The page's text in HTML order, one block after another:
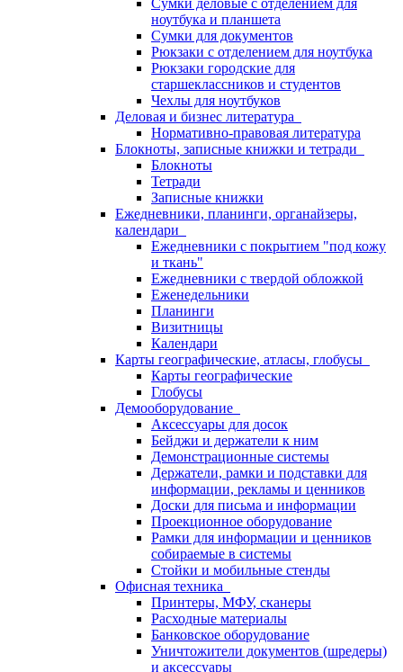
Сумки деловые с отделением для
ноутбука и планшета
Сумки для документов
Рюкзаки с отделением для ноутбука
Рюкзаки городские для
старшеклассников и студентов
Чехлы для ноутбуков
Деловая и бизнес литература
Нормативно-правовая литература
Блокноты, записные книжки и тетради
Блокноты
Тетради
Записные книжки
Ежедневники, планинги, органайзеры,
календари
Ежедневники с покрытием "под кожу
и ткань"
Ежедневники с твердой обложкой
Еженедельники
Планинги
Визитницы
Календари
Карты географические, атласы, глобусы
Карты географические
Глобусы
Демооборудование
Аксессуары для досок
Бейджи и держатели к ним
Демонстрационные системы
Держатели, рамки и подставки для
информации, рекламы и ценников
Доски для письма и информации
Проекционное оборудование
Рамки для информации и ценников
собираемые в системы
Стойки и мобильные стенды
Офисная техника
Принтеры, МФУ, сканеры
Расходные материалы
Банковское оборудование
Уничтожители документов (шредеры)
и аксессуары